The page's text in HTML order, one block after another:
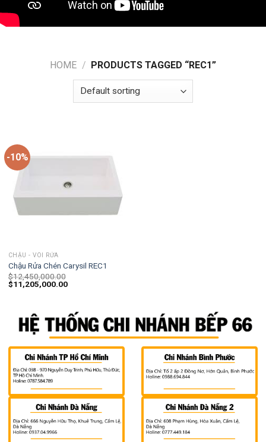
HOME / PRODUCTS TAGGED “REC1”
-10%
CHẬU - VÒI RỬA
Chậu Rửa Chén Carysil REC1
$12,450,000.00
$11,205,000.00